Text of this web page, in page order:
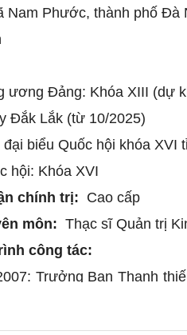
Nam Phước, thành phố Đà
ương Đảng: Khóa XIII (dự
Đắk Lắk (từ 10/2025)
biểu Quốc hội khóa XVI
hội: Khóa XVI
chính trị:
Cao cấp
môn: Thạc sĩ Quản trị
công tác:
Trưởng Ban Thanh